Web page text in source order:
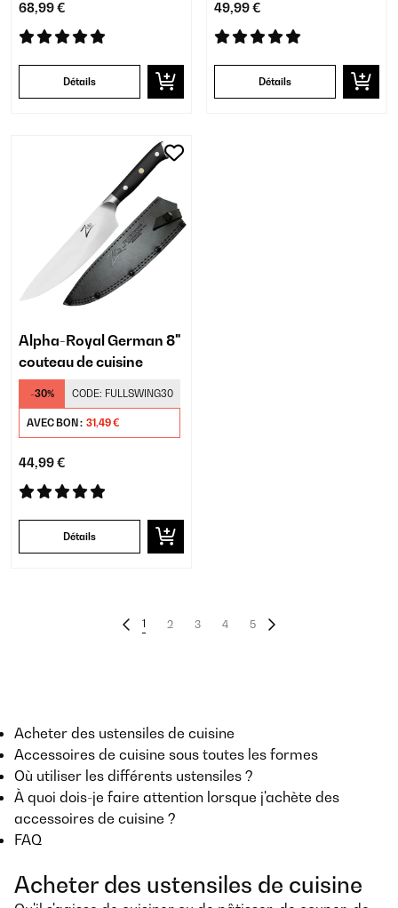
68,99 €
Détails
49,99 €
Détails
Alpha-Royal German 8"
couteau de cuisine
-30% CODE: FULLSWING30
AVEC BON : 31,49 €
44,99 €
Détails
1 2 3 4 5
Acheter des ustensiles de cuisine
Accessoires de cuisine sous toutes les formes
Où utiliser les différents ustensiles ?
À quoi dois-je faire attention lorsque j'achète des
accessoires de cuisine ?
FAQ
Acheter des ustensiles de cuisine